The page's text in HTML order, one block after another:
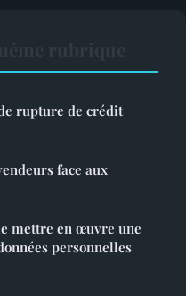
rupture de crédit
face aux
mettre en œuvre une
personnelles